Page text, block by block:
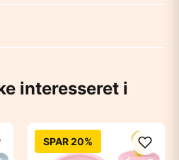
interesseret i
SPAR 20%